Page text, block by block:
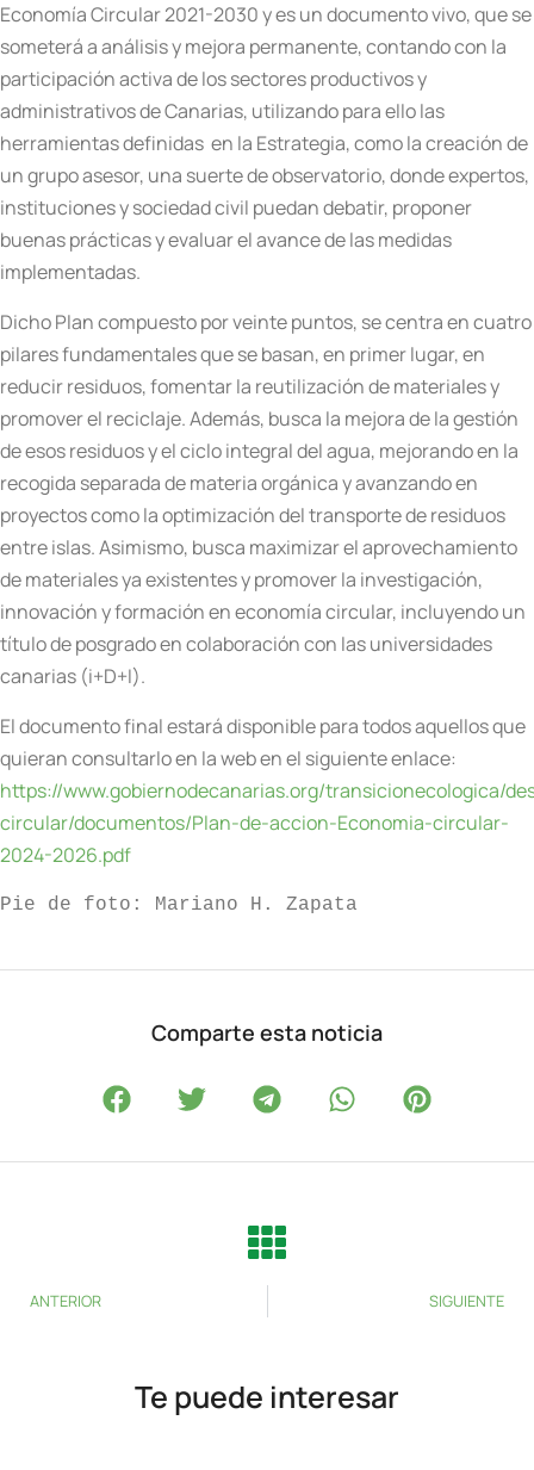
Economía Circular 2021-2030 y es un documento vivo, que se
someterá a análisis y mejora permanente, contando con la
participación activa de los sectores productivos y
administrativos de Canarias, utilizando para ello las
herramientas definidas en la Estrategia, como la creación de
un grupo asesor, una suerte de observatorio, donde expertos,
instituciones y sociedad civil puedan debatir, proponer
buenas prácticas y evaluar el avance de las medidas
implementadas.
Dicho Plan compuesto por veinte puntos, se centra en cuatro
pilares fundamentales que se basan, en primer lugar, en
reducir residuos, fomentar la reutilización de materiales y
promover el reciclaje. Además, busca la mejora de la gestión
de esos residuos y el ciclo integral del agua, mejorando en la
recogida separada de materia orgánica y avanzando en
proyectos como la optimización del transporte de residuos
entre islas. Asimismo, busca maximizar el aprovechamiento
de materiales ya existentes y promover la investigación,
innovación y formación en economía circular, incluyendo un
título de posgrado en colaboración con las universidades
canarias (i+D+I).
El documento final estará disponible para todos aquellos que
quieran consultarlo en la web en el siguiente enlace:
https://www.gobiernodecanarias.org/transicionecologica/
circular/documentos/Plan-de-accion-Economia-circular-
2024-2026.pdf
Pie de foto: Mariano H. Zapata
Comparte esta noticia
ANTERIOR SIGUIENTE
Te puede interesar